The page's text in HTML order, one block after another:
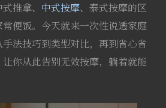
推拿、 中式按摩、泰式按摩的区
便饭。今天就来一次性说透家庭
法技巧到类型对比，再到省心省
你从此告别无效按摩，躺着就能